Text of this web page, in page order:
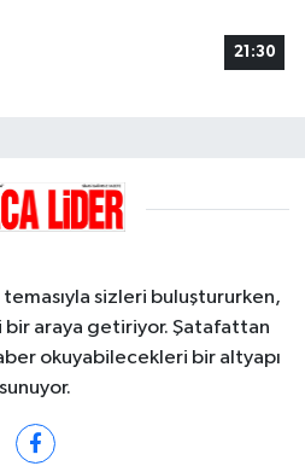
21:30
sizleri buluştururken,
araya getiriyor. Şatafattan
okuyabilecekleri bir altyapı
sunuyor.